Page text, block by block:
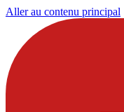
Aller au contenu principal